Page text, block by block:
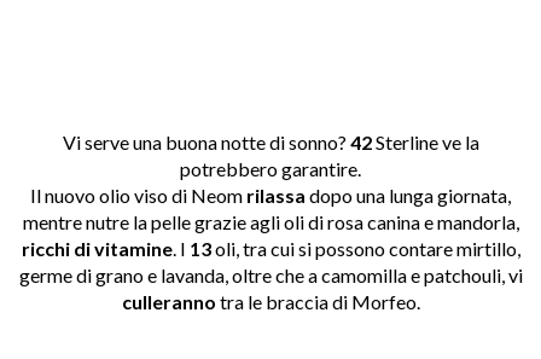
Vi serve una buona notte di sonno? 42Sterline ve la
potrebbero garantire.
Il nuovo olio viso di Neom rilassa dopo una lunga giornata,
mentre nutre la pelle grazie agli oli di rosa canina e mandorla,
ricchi di vitamine. I 13oli, tra cui si possono contare mirtillo,
germe di grano e lavanda, oltre che a camomilla e patchouli, vi
culleranno tra le braccia di Morfeo.